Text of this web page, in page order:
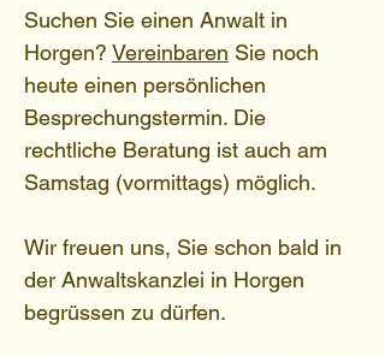
Suchen Sie einen Anwalt in
Horgen? Vereinbaren Sie noch
heute einen persönlichen
Besprechungstermin. Die
rechtliche Beratung ist auch am
Samstag (vormittags) möglich.
Wir freuen uns, Sie schon bald in
der Anwaltskanzlei in Horgen
begrüssen zu dürfen.